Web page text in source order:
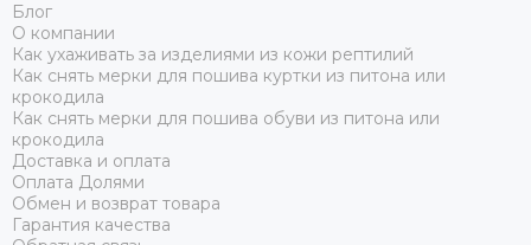
Блог
О компании
Как ухаживать за изделиями из кожи рептилий
Как снять мерки для пошива куртки из питона или
крокодила
Как снять мерки для пошива обуви из питона или
крокодила
Доставка и оплата
Оплата Долями
Обмен и возврат товара
Гарантия качества